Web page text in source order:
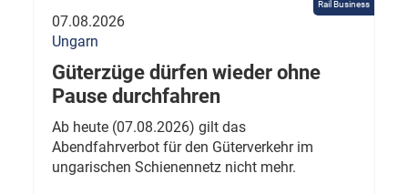
Rail Business
07.08.2026
Ungarn
Güterzüge dürfen wieder ohne
Pause durchfahren
Ab heute (07.08.2026) gilt das
Abendfahrverbot für den Güterverkehr im
ungarischen Schienennetz nicht mehr.